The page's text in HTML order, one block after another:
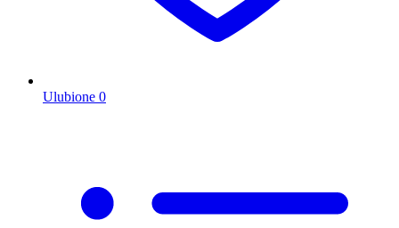
Ulubione 0